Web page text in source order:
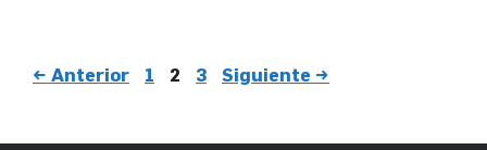
← Anterior 1 2 3 Siguiente →